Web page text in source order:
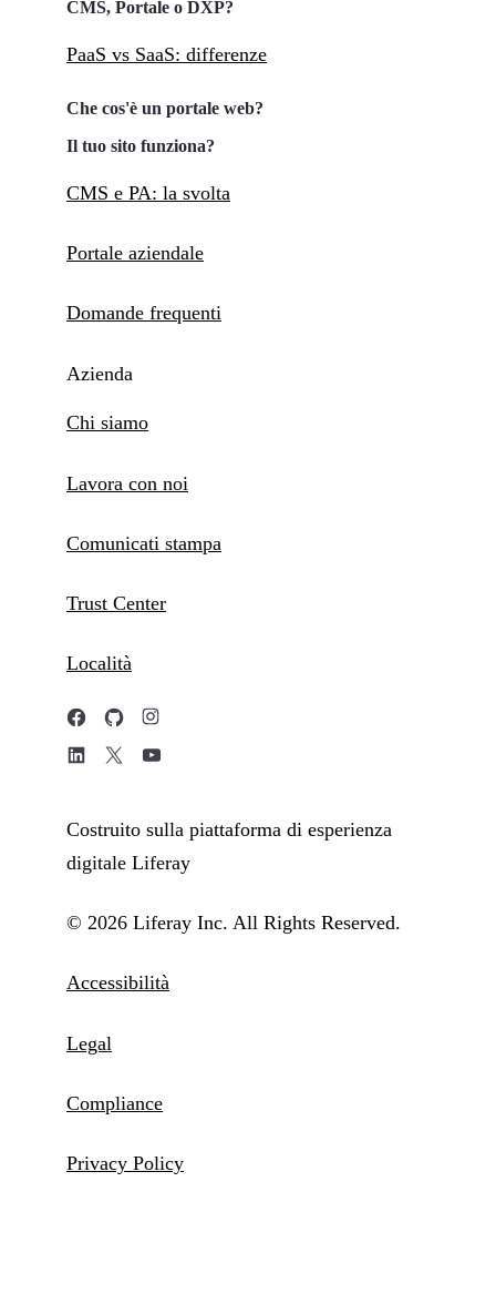
CMS, Portale o DXP?
PaaS vs SaaS: differenze
Che cos'è un portale web?
Il tuo sito funziona?
CMS e PA: la svolta
Portale aziendale
Domande frequenti
Azienda
Chi siamo
Lavora con noi
Comunicati stampa
Trust Center
Località
Costruito sulla piattaforma di esperienza
digitale Liferay
© 2026 Liferay Inc. All Rights Reserved.
Accessibilità
Legal
Compliance
Privacy Policy